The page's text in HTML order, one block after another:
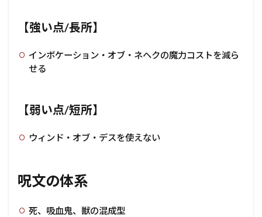
【強い点/長所】
インボケーション・オブ・ネヘクの魔力コストを減ら
せる
【弱い点/短所】
ウィンド・オブ・デスを使えない
呪文の体系
死、吸血鬼、獣の混成型